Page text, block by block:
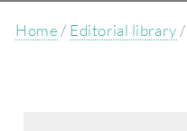
Home/ Editorial library/